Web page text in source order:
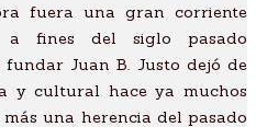
fuera una gran corriente
fines del siglo pasado
Juan B. Justo dejó de
y cultural hace ya muchos
una herencia del pasado